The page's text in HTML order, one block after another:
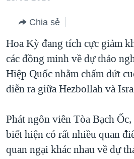
hướng
chính
Đi
tới
DIỄN ĐÀN
MỤC
TỰ DO BÁO CHÍ
VẠCH TRẦN TIN GIẢ
ĐỜI SỐNG
KINH TẾ
KHOA HỌC
CHUYÊN ĐỀ
CHIẾN TRANH THƯƠNG MẠI CỦA
TẠI
MỘT NĂM CHIẾN TRANH TẠI DẢI
GIẢI MÃ VÀNH ĐAI & CON
HỌC TIẾNG ANH
NGHE
Chia sẻ
Hoa Kỳ đang tích cực giảm
các đồng minh về dự thảo
Hiệp Quốc nhằm chấm dứt
diễn ra giữa Hezbollah và
Phát ngôn viên Tòa Bạch
biết hiện có rất nhiều quan
quan ngại khác nhau về dự